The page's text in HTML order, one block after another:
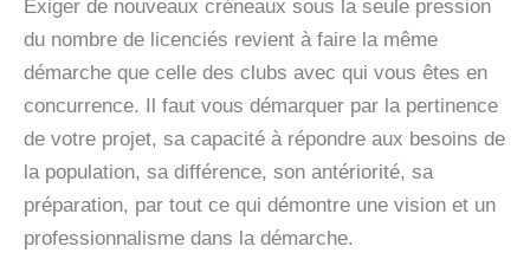
Exiger de nouveaux créneaux sous la seule pression
du nombre de licenciés revient à faire la même
démarche que celle des clubs avec qui vous êtes en
concurrence. Il faut vous démarquer par la pertinence
de votre projet, sa capacité à répondre aux besoins de
la population, sa différence, son antériorité, sa
préparation, par tout ce qui démontre une vision et un
professionnalisme dans la démarche.